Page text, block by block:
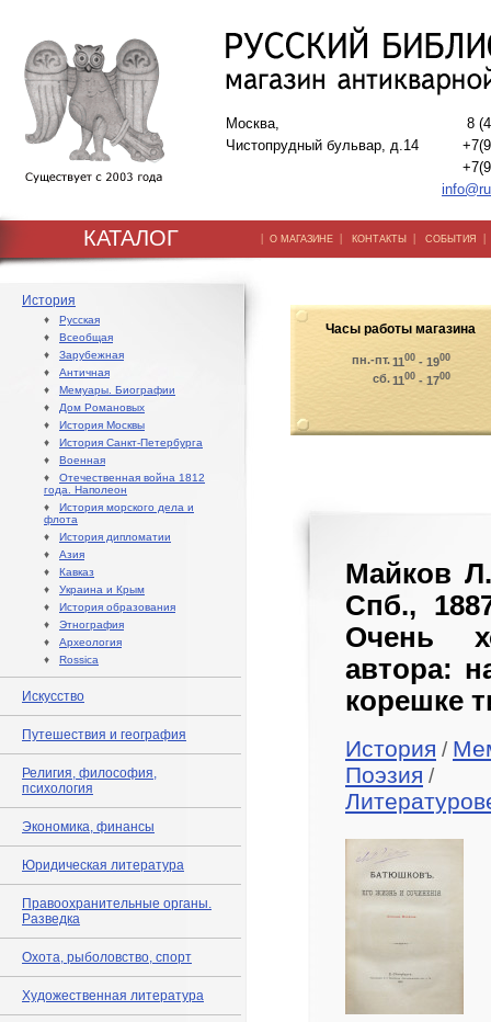
Москва,
Чистопрудный бульвар, д.14
8
КАТАЛОГ | О МАГАЗИНЕ | КОНТАКТЫ | СОБЫТИЯ
История
♦ Русская
♦ Всеобщая
♦ Зарубежная
♦ Античная
♦ Мемуары. Биографии
♦ Дом Романовых
♦ История Москвы
♦ История Санкт-Петербурга
♦ Военная
♦ Отечественная война 1812
года. Наполеон
♦ История морского дела и
флота
♦ История дипломатии
♦ Азия
♦ Кавказ
♦ Украина и Крым
♦ История образования
♦ Этнография
♦ Археология
♦ Rossica
Искусство
Путешествия и география
Религия, философия,
психология
Экономика, финансы
Юридическая литература
Правоохранительные органы.
Разведка
Охота, рыболовство, спорт
Художественная литература
Часы работы магазина
пн.-пт.1100 - 1900
сб.1100 - 1700
Майков
Спб.,
Очень
автора:
корешке
История /
Поэзия /